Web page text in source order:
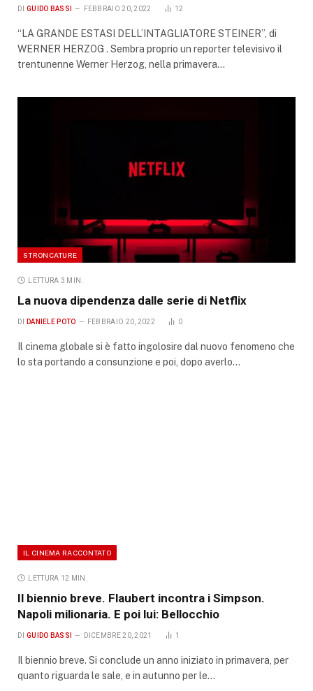
DI GUIDO BASSI FEBBRAIO 20, 2022 12
“LA GRANDE ESTASI DELL’INTAGLIATORE STEINER”, di
WERNER HERZOG . Sembra proprio un reporter televisivo il
trentunenne Werner Herzog, nella primavera…
STRONCATURE
LETTURA 3 MIN.
La nuova dipendenza dalle serie di Netflix
DI DANIELE POTO FEBBRAIO 20, 2022 0
Il cinema globale si è fatto ingolosire dal nuovo fenomeno che
lo sta portando a consunzione e poi, dopo averlo…
IL CINEMA RACCONTATO
LETTURA 12 MIN.
Il biennio breve. Flaubert incontra i Simpson.
Napoli milionaria. E poi lui: Bellocchio
DI GUIDO BASSI DICEMBRE 20, 2021 1
Il biennio breve. Si conclude un anno iniziato in primavera, per
quanto riguarda le sale, e in autunno per le…